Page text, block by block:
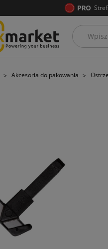
Akcesoria do pakowania